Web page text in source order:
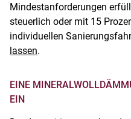
Mindestanforderungen
steuerlich oder mit 15
individuellen
lassen.
EINE
EIN